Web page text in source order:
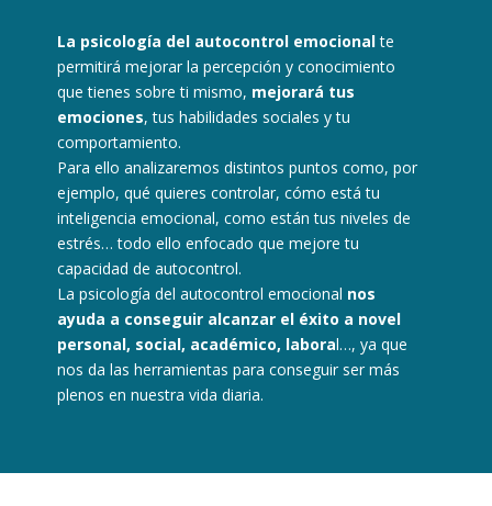
La psicología del autocontrol emocionalte
permitirá mejorar la percepción y conocimiento
que tienes sobre ti mismo, mejorará tus
emociones, tus habilidades sociales y tu
comportamiento.
Para ello analizaremos distintos puntos como, por
ejemplo, qué quieres controlar, cómo está tu
inteligencia emocional, como están tus niveles de
estrés… todo ello enfocado que mejore tu
capacidad de autocontrol.
La psicología del autocontrol emocional nos
ayuda a conseguir alcanzar el éxito a novel
personal, social, académico, laboral…, ya que
nos da las herramientas para conseguir ser más
plenos en nuestra vida diaria.